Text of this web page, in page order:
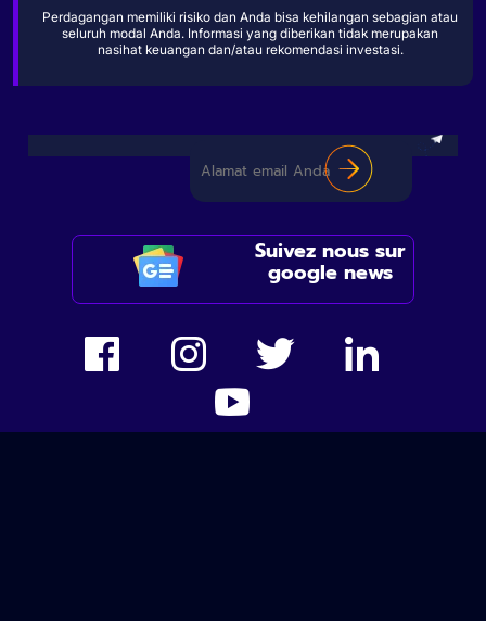
Perdagangan memiliki risiko dan Anda bisa kehilangan sebagian atau
seluruh modal Anda. Informasi yang diberikan tidak merupakan
nasihat keuangan dan/atau rekomendasi investasi.
Suivez nous sur
google news